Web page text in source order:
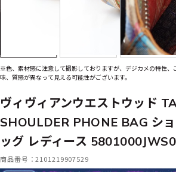
※色、素材感に注意して撮影しておりますが、デジカメの特性、
味、質感が異なって見える可能性がございます。
ヴィヴィアンウエストウッド
SHOULDER PHONE BAG シ
ッグ レディース
商品番号：2101219907529